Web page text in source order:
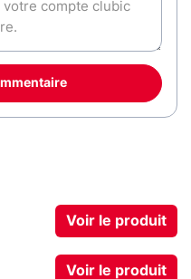
Voir le produit
Voir le produit